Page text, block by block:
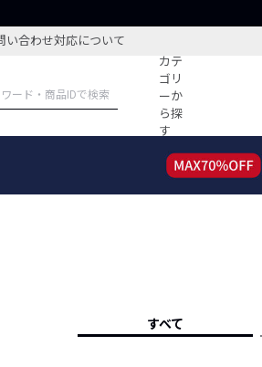
合わせ対応について
カテ
ゴリ
ーか
ら探
す
すべて